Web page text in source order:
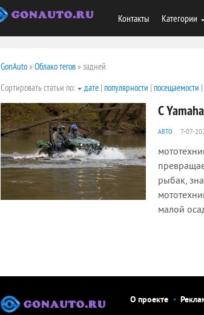
Контакты Категории
GonAuto» Облако тегов» задней
Сортировать статьи по:
дате | популярности | посещаемости |
С
АВТО 7-07-
рыбак,
малой
О проекте